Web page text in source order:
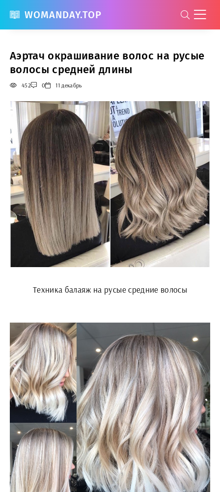
WOMANDAY.TOP
Аэртач окрашивание волос на русые
волосы средней длины
452 0 11 декабрь
Техника балаяж на русые средние волосы